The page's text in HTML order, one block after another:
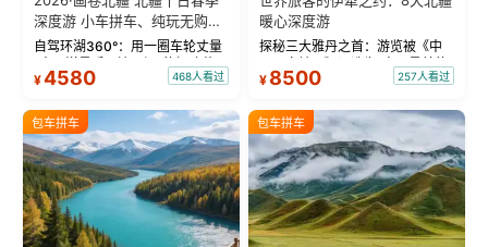
深度游 小车拼车、纯玩无购
物！
自驾环湖360°：用一圈车轮丈量
“大西洋最后一滴眼泪”的极致蔚
蓝。 赛湖旅拍：甄选多款风格服
绝美瞬间。 赛湖坦克300跟车视
频：专业摄影师...
¥4580 468人看过
暖心深度游
探秘三大雅丹之首：游览被《中
国国家地理》评选为“中国最美的
三大雅丹”第一名的克拉玛依魔鬼
瓦人最大村落——禾木村，欣赏
晨雾与小木...
¥ 8500 257人看过
包车拼车 包车拼车